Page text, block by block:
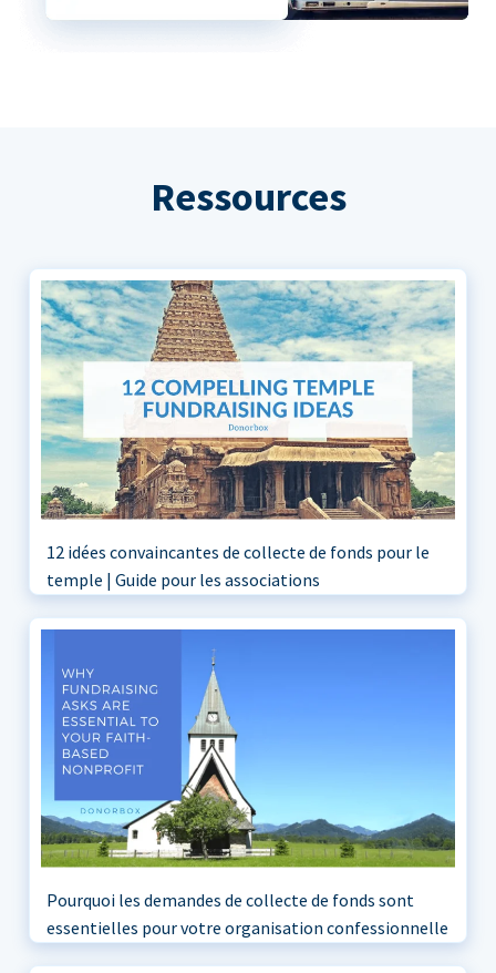
Ressources
12 idées convaincantes de collecte de fonds pour le
temple | Guide pour les associations
Pourquoi les demandes de collecte de fonds sont
essentielles pour votre organisation confessionnelle